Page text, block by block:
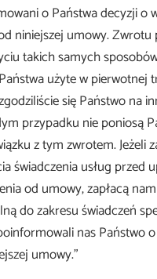
o Państwa decyzji o
niniejszej umowy. Zwrotu
takich samych
użyte w pierwotnej
się Państwo na
przypadku nie poniosą
z tym zwrotem. Jeżeli
świadczenia usług przed
od umowy, zapłacą
do zakresu świadczeń
nas Państwo o
umowy.”